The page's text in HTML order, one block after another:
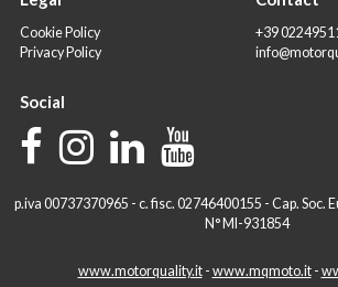
Cookie Policy
Privacy Policy
+39
Social
p.iva 00737370965 - c. fisc. 02746400155 - Cap. Soc.
N° MI-931854
www.motorquality.it- www.mqmoto.it-